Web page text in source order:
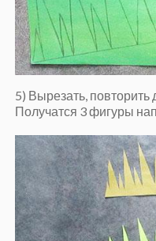
5) Вырезать,
Получатся 3 фигуры